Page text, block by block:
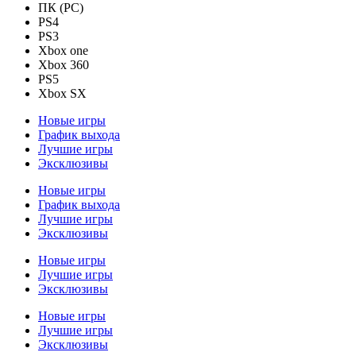
ПК (PC)
PS4
PS3
Xbox one
Xbox 360
PS5
Xbox SX
Новые игры
График выхода
Лучшие игры
Эксклюзивы
Новые игры
График выхода
Лучшие игры
Эксклюзивы
Новые игры
Лучшие игры
Эксклюзивы
Новые игры
Лучшие игры
Эксклюзивы